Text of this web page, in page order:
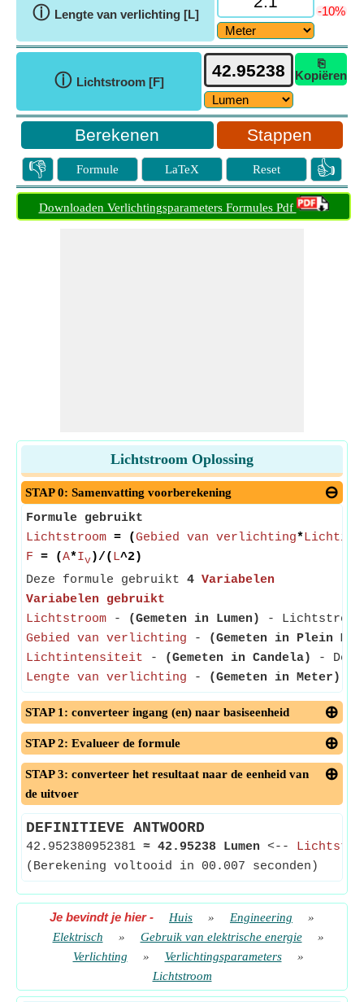
ⓘ Lengte van verlichting [L]
-10%
ⓘ Lichtstroom [F]
⎘
Kopiëren
Stappen
👎 Formule LaTeX Reset 👍
Downloaden Verlichtingsparameters Formules Pdf
Lichtstroom Oplossing
STAP 0: Samenvatting voorberekening
Formule gebruikt
Lichtstroom = (Gebied van verlichting*
F = (A*Iv )/( L^2)
Deze formule gebruikt 4 Variabelen
Variabelen gebruikt
Lichtstroom - (Gemeten in Lumen)
-
Gebied van verlichting -
(Gemeten in Plein
Lichtintensiteit - (Gemeten in Candela)
- De
Lengte van verlichting - (Gemeten in Meter)
STAP 1: converteer ingang (en) naar basiseenheid
STAP 2: Evalueer de formule
STAP 3: converteer het resultaat naar de eenheid van
de uitvoer
DEFINITIEVE ANTWOORD
42.952380952381 ≈ 42.95238 Lumen <--
(Berekening voltooid in 00.007 seconden)
Je bevindt je hier- Huis » Engineering
»
Elektrisch
» Gebruik van elektrische energie
»
Verlichting
» Verlichtingsparameters
»
Lichtstroom